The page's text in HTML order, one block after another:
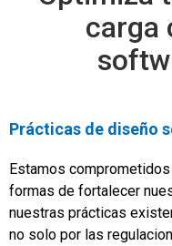
carga
Prácticas de diseño
Estamos
formas de fortalecer
nuestras prácticas
no solo por las